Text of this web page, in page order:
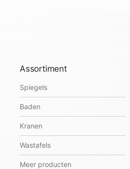
Assortiment
Spiegels
Baden
Kranen
Wastafels
Meer producten